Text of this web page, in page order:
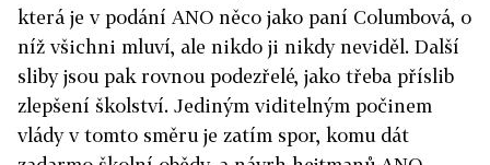
která je v podání ANO něco jako paní Columbová, o
níž všichni mluví, ale nikdo ji nikdy neviděl. Další
sliby jsou pak rovnou podezřelé, jako třeba příslib
zlepšení školství. Jediným viditelným počinem
vlády v tomto směru je zatím spor, komu dát